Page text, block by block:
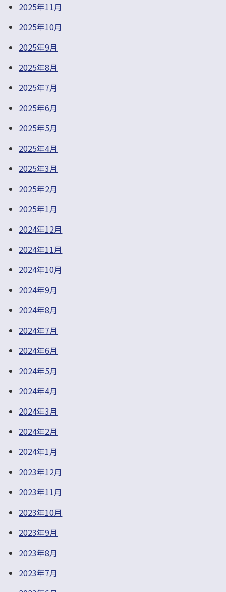
2025年11月
2025年10月
2025年9月
2025年8月
2025年7月
2025年6月
2025年5月
2025年4月
2025年3月
2025年2月
2025年1月
2024年12月
2024年11月
2024年10月
2024年9月
2024年8月
2024年7月
2024年6月
2024年5月
2024年4月
2024年3月
2024年2月
2024年1月
2023年12月
2023年11月
2023年10月
2023年9月
2023年8月
2023年7月